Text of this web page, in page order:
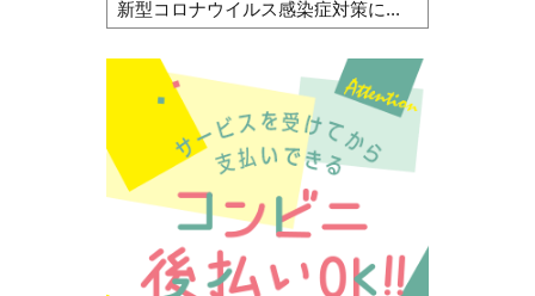
新型コロナウイルス感染症対策に...